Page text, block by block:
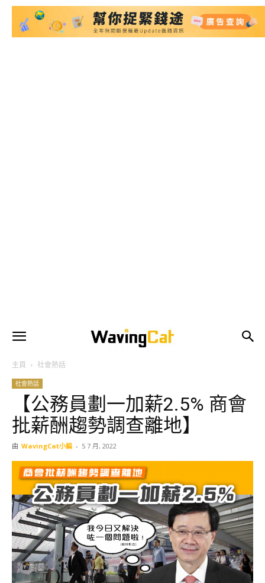
主頁 社會熱話
社會熱話
【公務員劃一加薪2.5% 商會
批薪酬趨勢調查離地】
由 WavingCat小編 - 5 7 月, 2022